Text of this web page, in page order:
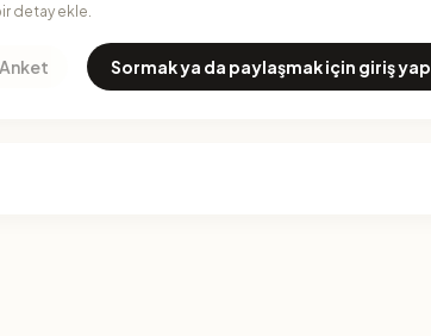
detay ekle.
Anket Sormak ya da paylaşmak için giriş yap